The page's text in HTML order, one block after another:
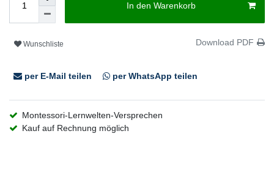
In den Warenkorb
Wunschliste Download PDF
per E-Mail teilen per WhatsApp teilen
Montessori-Lernwelten-Versprechen
Kauf auf Rechnung möglich